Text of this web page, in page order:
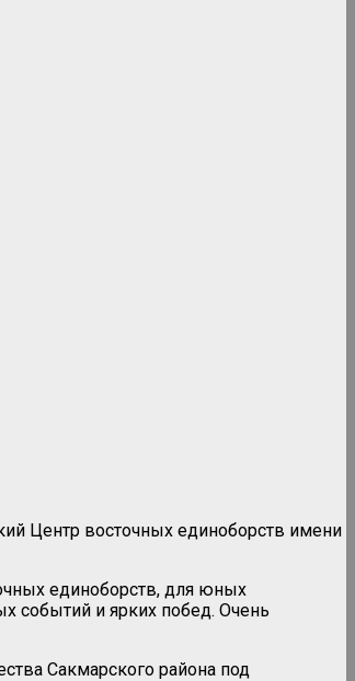
Центр восточных единоборств имени
единоборств, для юных
событий и ярких побед. Очень
Сакмарского района под